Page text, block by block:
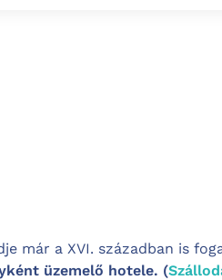
már a XVI. században is
üzemelő hotele. (